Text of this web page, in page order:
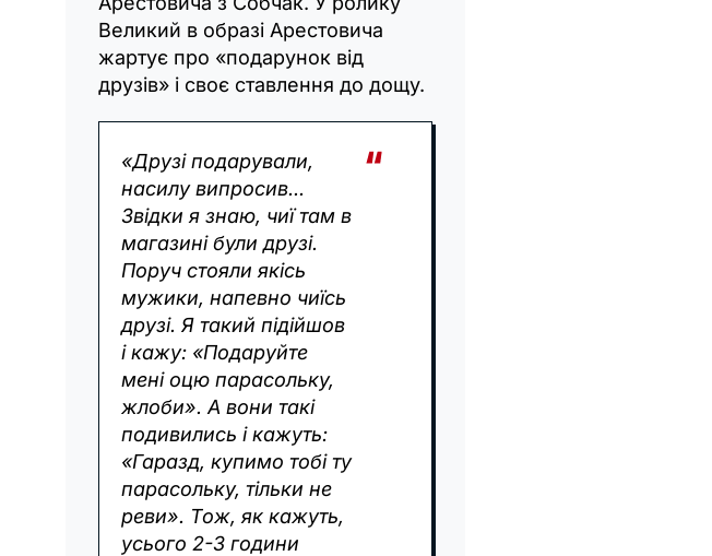
Великий в образі Арестовича
жартує про «подарунок від
друзів» і своє ставлення до дощу.
«Друзі подарували,
насилу випросив...
Звідки я знаю, чиї там в
магазині були друзі.
Поруч стояли якісь
мужики, напевно чиїсь
друзі. Я такий підійшов
і кажу: «Подаруйте
мені оцю парасольку,
жлоби». А вони такі
подивились і кажуть:
«Гаразд, купимо тобі ту
парасольку, тільки не
реви». Тож, як кажуть,
усього 2-3 години